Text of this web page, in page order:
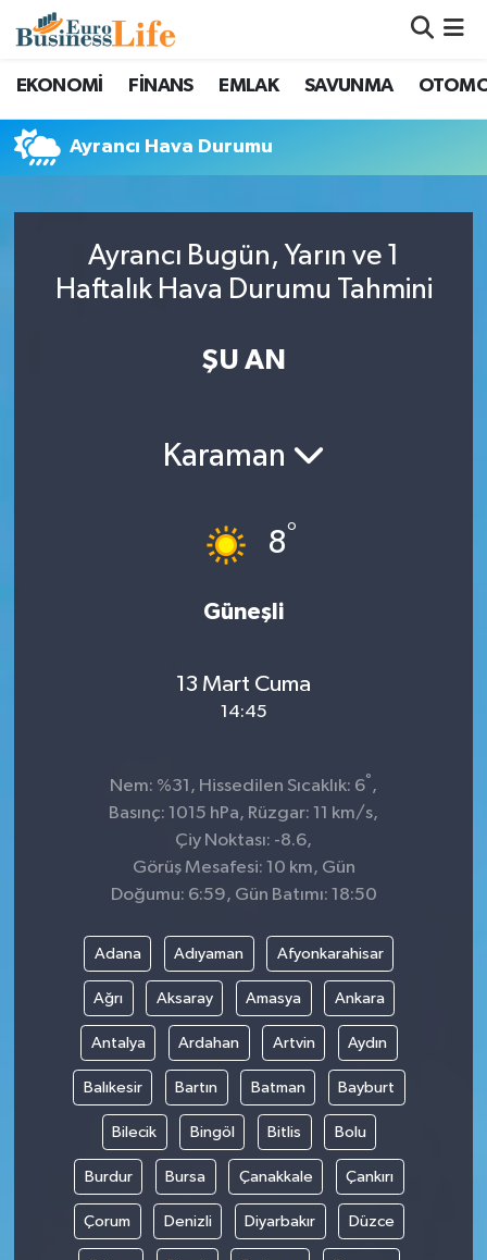
EKONOMİ FİNANS EMLAK SAVUNMA
Ayrancı Hava Durumu
Ayrancı Bugün, Yarın ve 1
Haftalık Hava Durumu Tahmini
ŞU AN
Karaman
8°
Güneşli
13 Mart Cuma
14:45
Nem: %31, Hissedilen Sıcaklık: 6° ,
Basınç: 1015 hPa, Rüzgar: 11 km/s,
Çiy Noktası: -8.6,
Görüş Mesafesi: 10 km, Gün
Doğumu: 6:59, Gün Batımı: 18:50
Adana Adıyaman Afyonkarahisar
Ağrı Aksaray Amasya Ankara
Antalya Ardahan Artvin Aydın
Balıkesir Bartın Batman Bayburt
Bilecik Bingöl Bitlis Bolu
Burdur Bursa Çanakkale Çankırı
Çorum Denizli Diyarbakır Düzce
Nöbetçi Eczaneler
Hava Durumu
Trafik Durumu
Süper Lig Puan Durumu ve Fikstür